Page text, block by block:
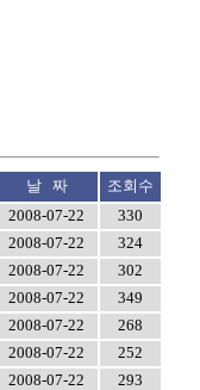
날 짜
조회수
2008-07-22
330
2008-07-22
324
2008-07-22
302
2008-07-22
349
2008-07-22
268
2008-07-22
252
2008-07-22
293